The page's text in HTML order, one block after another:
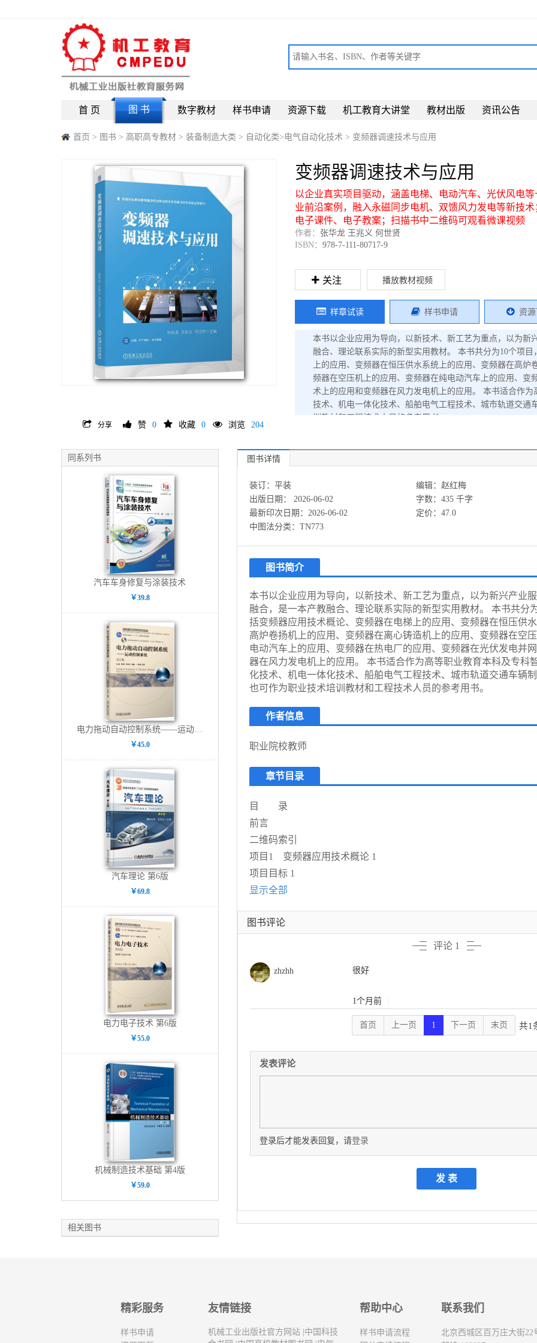
首 页 图 书 数字教材 样书申请 资源下载 机工教育大讲堂 教材出版 资讯公告
首页 > 图书 > 高职高专教材 > 装备制造大类 > 自动化类>电气自动化技术 > 变频器调速技术与应用
分享 赞 0 收藏 0 浏览 204
变频器调速技术与应用
以企业真实项目驱动，涵盖电梯、电动汽车、光伏风电等
业前沿案例，融入永磁同步电机、双馈风力发电等新技术
电子课件、电子教案；扫描书中二维码可观看微课视频
作者： 张华龙 王兆义 何世贤
ISBN： 978-7-111-80717-9
关注 播放教材视频
样章试读 样书申请 资
本书以企业应用为导向，以新技术、新工艺为重点，以为
融合、理论联系实际的新型实用教材。 本书共分为10个项
上的应用、变频器在恒压供水系统上的应用、变频器在高
频器在空压机上的应用、变频器在纯电动汽车上的应用、变
术上的应用和变频器在风力发电机上的应用。 本书适合作
技术、机电一体化技术、船舶电气工程技术、城市轨道交
训教材和工程技术人员的参考用书。
同系列书
汽车车身修复与涂装技术
￥39.8
￥45.0
汽车理论 第6版
￥69.8
电力电子技术 第6版
￥55.0
机械制造技术基础 第4版
￥59.0
相关图书
图书详情
装订：平装 编辑：赵红梅
出版日期： 2026-06-02
字数：435 千字
最新印次日期：2026-06-02
定价：47.0
中图法分类：TN773
图书简介
本书以企业应用为导向，以新技术、新工艺为重点，以为新兴产业
融合，是一本产教融合、理论联系实际的新型实用教材。 本书共分
括变频器应用技术概论、变频器在电梯上的应用、变频器在恒压供
高炉卷扬机上的应用、变频器在离心铸造机上的应用、变频器在空
电动汽车上的应用、变频器在热电厂的应用、变频器在光伏发电并
器在风力发电机上的应用。 本书适合作为高等职业教育本科及专科
化技术、机电一体化技术、船舶电气工程技术、城市轨道交通车辆
也可作为职业技术培训教材和工程技术人员的参考用书。
作者信息
职业院校教师
章节目录
目 录
前言
二维码索引
项目1 变频器应用技术概论 1
项目目标 1
显示全部
图书评论
评论 1
zhzhh 很好
1个月前
首页 上一页 1 下一页 末页 共1
发表评论
登录后才能发表回复，请登录
精彩服务
样书申请
友情链接
机械工业出版社官方网站 中国科技
帮助中心
样书申请流程
联系我们
北京西城区百万庄大街22